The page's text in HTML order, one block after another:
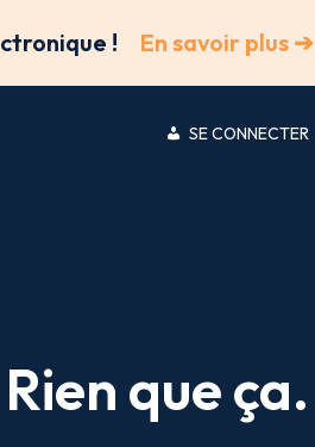
! En savoir plus ➔
SE CONNECTER
Rien que ça.